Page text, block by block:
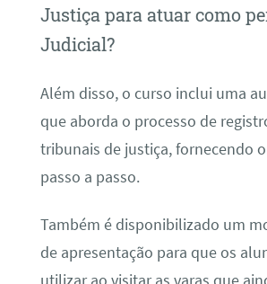
Justiça para atuar como
Judicial?
Além disso, o curso inclui uma
que aborda o processo de
tribunais de justiça, fornecendo
passo a passo.
Também é disponibilizado um
de apresentação para que os